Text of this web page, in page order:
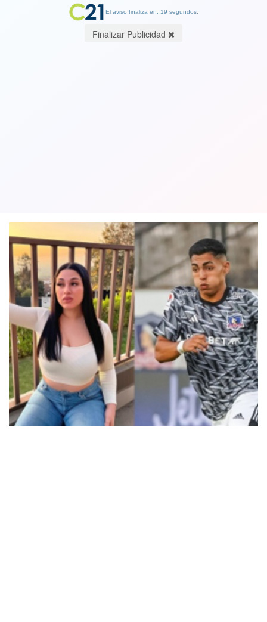
El aviso finaliza en: 19 segundos.
Finalizar Publicidad